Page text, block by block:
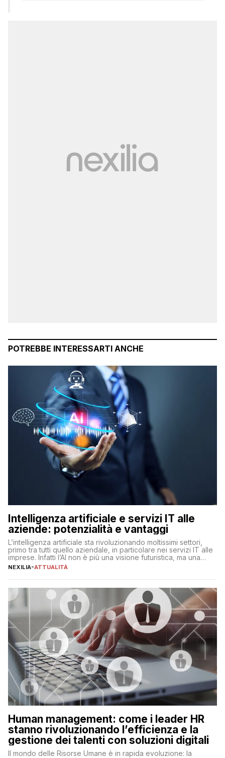
POTREBBE INTERESSARTI ANCHE
Intelligenza artificiale e servizi IT alle
aziende: potenzialità e vantaggi
L’intelligenza artificiale sta rivoluzionando moltissimi settori,
primo tra tutti quello aziendale, in particolare nei servizi IT alle
imprese. Infatti l’AI non è più una visione futuristica, ma una
realtà operativa che sta portando a un cambio significativo in
operazioni, bensì comporta […]
NEXILIA-ATTUALITÀ
Human management: come i leader HR
stanno rivoluzionando l’efficienza e la
gestione dei talenti con soluzioni digitali
Il mondo delle Risorse Umane è in rapida evoluzione: la